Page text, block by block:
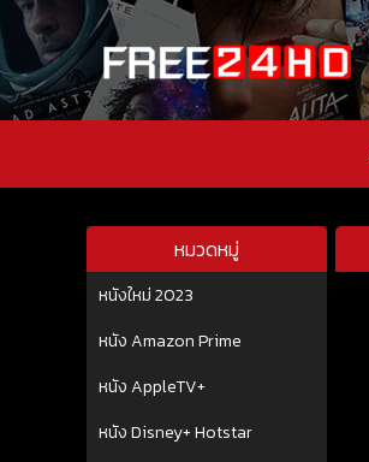
หมวดหมู่
หนังใหม่ 2023
หนัง Amazon Prime
หนัง AppleTV+
หนัง Disney+ Hotstar